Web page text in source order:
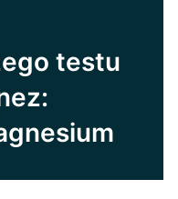
testu